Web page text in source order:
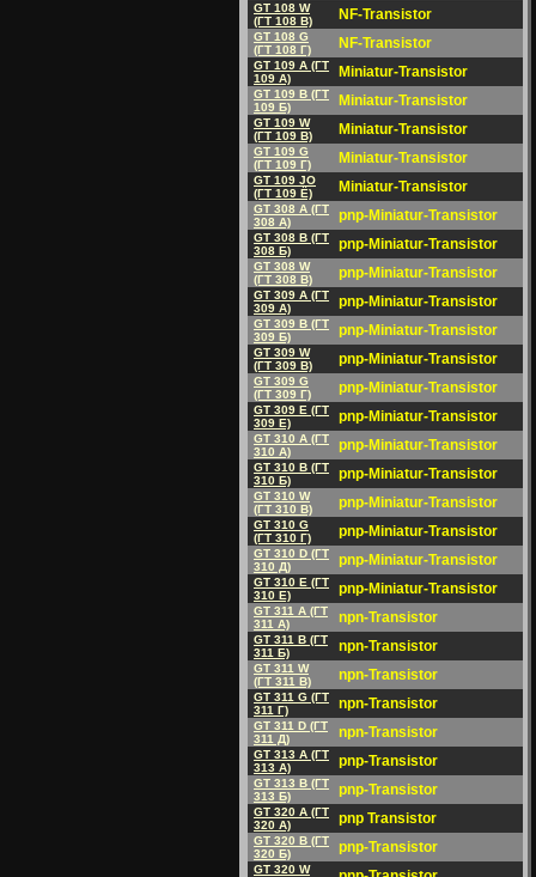
GT 108 W
(ГT 108 B)
NF-Transistor
GT 108 G
(ГT 108 Г)
NF-Transistor
GT 109 A (ГT
109 A)
Miniatur-Transistor
GT 109 B (ГT
109 Б)
Miniatur-Transistor
GT 109 W
(ГT 109 B)
Miniatur-Transistor
GT 109 G
(ГT 109 Г)
Miniatur-Transistor
GT 109 JO
(ГT 109 Ё)
Miniatur-Transistor
GT 308 A (ГT
308 A)
pnp-Miniatur-Transistor
GT 308 B (ГT
308 Б)
pnp-Miniatur-Transistor
GT 308 W
(ГT 308 B)
pnp-Miniatur-Transistor
GT 309 A (ГT
309 A)
pnp-Miniatur-Transistor
GT 309 B (ГT
309 Б)
pnp-Miniatur-Transistor
GT 309 W
(ГT 309 B)
pnp-Miniatur-Transistor
GT 309 G
(ГT 309 Г)
pnp-Miniatur-Transistor
GT 309 E (ГT
309 E)
pnp-Miniatur-Transistor
GT 310 A (ГT
310 A)
pnp-Miniatur-Transistor
GT 310 B (ГT
310 Б)
pnp-Miniatur-Transistor
GT 310 W
(ГT 310 B)
pnp-Miniatur-Transistor
GT 310 G
(ГT 310 Г)
pnp-Miniatur-Transistor
GT 310 D (ГT
310 Д)
pnp-Miniatur-Transistor
GT 310 E (ГT
310 E)
pnp-Miniatur-Transistor
GT 311 A (ГT
311 A)
npn-Transistor
GT 311 B (ГT
311 Б)
npn-Transistor
GT 311 W
(ГT 311 B)
npn-Transistor
GT 311 G (ГT
311 Г)
npn-Transistor
GT 311 D (ГT
311 Д)
npn-Transistor
GT 313 A (ГT
313 A)
pnp-Transistor
GT 313 B (ГT
313 Б)
pnp-Transistor
GT 320 A (ГT
320 A)
pnp Transistor
GT 320 B (ГT
320 Б)
pnp-Transistor
GT 320 W